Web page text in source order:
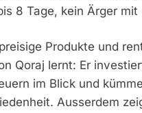
8 Tage, kein Ärger
Produkte und
Qoraj lernt: Er
im Blick und
Ausserdem